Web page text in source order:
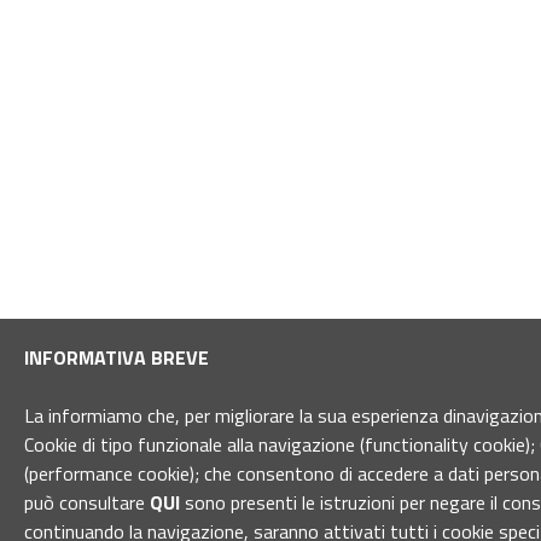
INFORMATIVA BREVE
La informiamo che, per migliorare la sua esperienza
Cookie di tipo funzionale alla navigazione (functionality
(performance cookie); che consentono di accedere a dati
può consultare QUIsono presenti le istruzioni per negare il
continuando la navigazione, saranno attivati tutti i cookie